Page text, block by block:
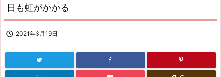
検索
日も虹がかかる
 2021年3月19日